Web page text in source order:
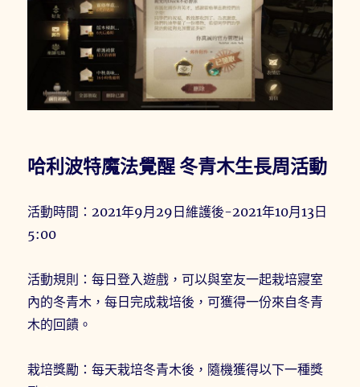
哈利波特魔法覺醒 冬青木生長周活動
活動時間：2021年9月29日維護後-2021年10月13日
5:00
活動規則：每日登入遊戲，可以與室友一起栽培寢室
內的冬青木，每日完成栽培後，可獲得一份來自冬青
木的回饋。
栽培獎勵：每天栽培冬青木後，隨機獲得以下一種獎